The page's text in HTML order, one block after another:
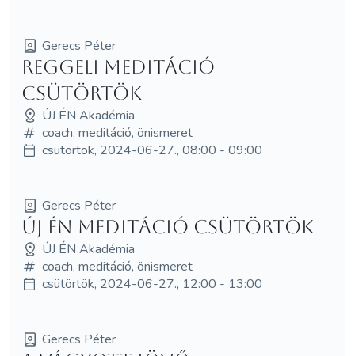
Gerecs Péter
Reggeli Meditáció
Csütörtök
ÚJ ÉN Akadémia
coach, meditáció, önismeret
csütörtök, 2024-06-27., 08:00 - 09:00
Gerecs Péter
Új Én Meditáció Csütörtök
ÚJ ÉN Akadémia
coach, meditáció, önismeret
csütörtök, 2024-06-27., 12:00 - 13:00
Gerecs Péter